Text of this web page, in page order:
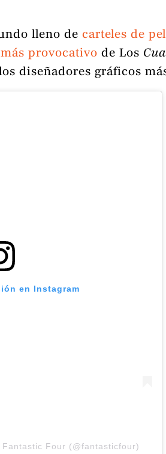
lleno de carteles de
provocativo de Los
diseñadores gráficos
en Instagram
Four (@fantasticfour)